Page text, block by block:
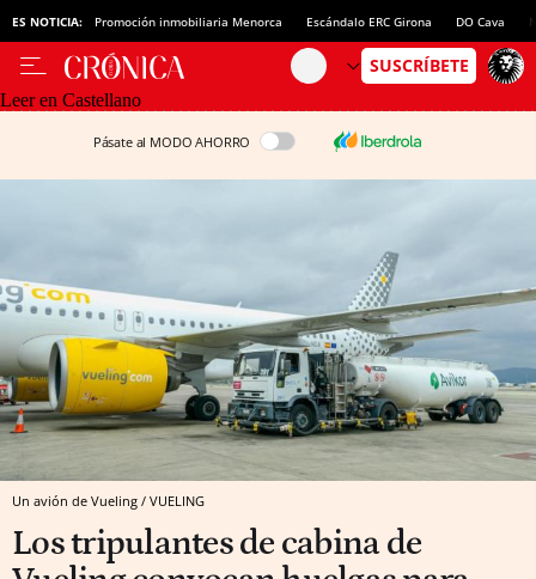
ES NOTICIA: Promoción inmobiliaria Menorca Escándalo ERC Girona DO Cava
Leer en Castellano
Pásate al MODO AHORRO
Un avión de Vueling / VUELING
Los tripulantes de cabina de